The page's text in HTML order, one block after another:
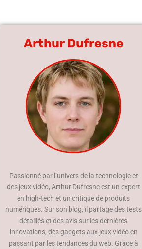
Arthur Dufresne
Passionné par l’univers de la technologie et
des jeux vidéo, Arthur Dufresne est un expert
en high-tech et un critique de produits
numériques. Sur son blog, il partage des tests
détaillés et des avis sur les dernières
innovations, des gadgets aux jeux vidéo en
passant par les tendances du web. Grâce à